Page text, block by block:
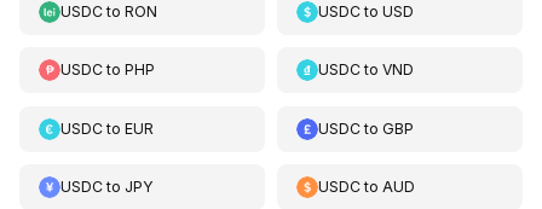
USDCto RON USDCtoUSD
USDCto PHP USDCtoVND
USDCto EUR USDCtoGBP
USDCto JPY USDCtoAUD